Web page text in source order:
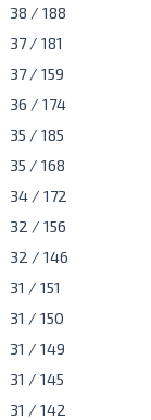
38 / 188
37 / 181
37 / 159
36 / 174
35 / 185
35 / 168
34 / 172
32 / 156
32 / 146
31 / 151
31 / 150
31 / 149
31 / 145
31 / 142